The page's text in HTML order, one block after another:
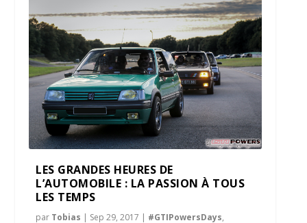
LES GRANDES HEURES DE
L’AUTOMOBILE : LA PASSION À TOUS
LES TEMPS
par Tobias | Sep 29, 2017 | #GTIPowersDays,